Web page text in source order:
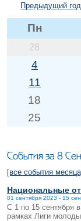
Предыдущий год
Пн
28
4
11
18
25
События за 8
[все события
Национальные
01 сентября 2023 - 15
С 1 по 15 сентября
рамках Лиги